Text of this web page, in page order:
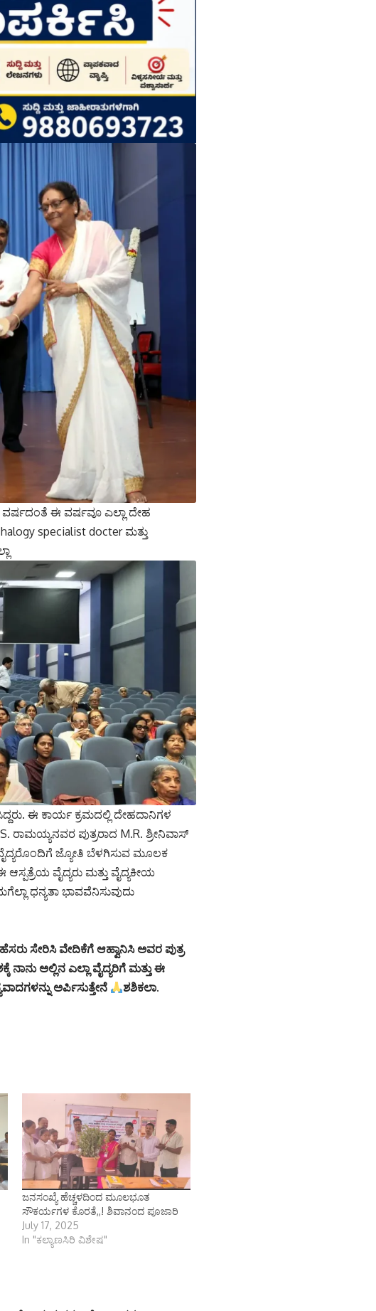
ವರ್ಷದಂತೆ ಈ ವರ್ಷವೂ ಎಲ್ಲಾ ದೇಹ
specialist docter ಮತ್ತು
ಈ ಕಾರ್ಯ ಕ್ರಮದಲ್ಲಿ ದೇಹದಾನಿಗಳ
ರಾಮಯ್ಯನವರ ಪುತ್ರರಾದ M.R. ಶ್ರೀನಿವಾಸ್
ಜ್ಯೋತಿ ಬೆಳಗಿಸುವ ಮೂಲಕ
ವೈದ್ಯರು ಮತ್ತು ವೈದ್ಯಕೀಯ
ಧನ್ಯತಾ ಭಾವವೆನಿಸುವುದು
ಸೇರಿಸಿ ವೇದಿಕೆಗೆ ಆಹ್ವಾನಿಸಿ ಅವರ ಪುತ್ರ
ಅಲ್ಲಿನ ಎಲ್ಲಾ ವೈದ್ಯರಿಗೆ ಮತ್ತು ಈ
ಅರ್ಪಿಸುತ್ತೇನೆ
ಶಶಿಕಲಾ.
ಜನಸಂಖ್ಯೆ ಹೆಚ್ಚಳದಿಂದ ಮೂಲಭೂತ
ಸೌಕರ್ಯಗಳ ಕೊರತೆ,,! ಶಿವಾನಂದ ಪೂಜಾರಿ
July 17, 2025
In "ಕಲ್ಯಾಣಸಿರಿ ವಿಶೇಷ"